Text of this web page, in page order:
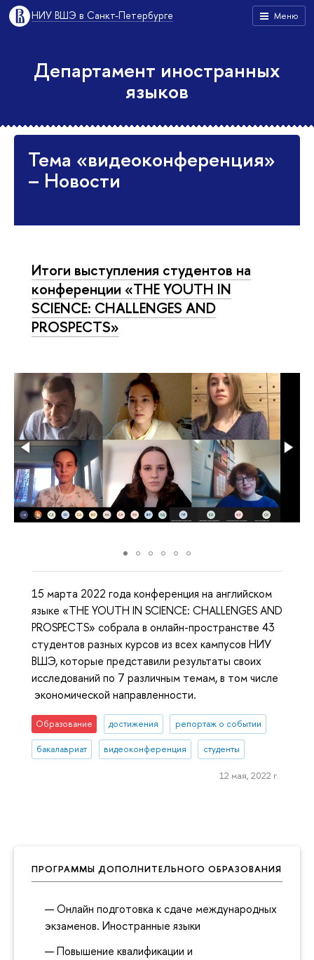
Меню
НИУ ВШЭ в Санкт-Петербурге
ПРОГРАММЫ ДОПОЛНИТЕЛЬНОГО ОБРАЗОВАНИЯ
Онлайн подготовка к сдаче международных
экзаменов. Иностранные языки
Повышение квалификации и
Департамент иностранных
языков
Тема «видеоконференция»
– Новости
Итоги выступления студентов на
конференции «THE YOUTH IN
SCIENCE: CHALLENGES AND
PROSPECTS»
15 марта 2022 года конференция на английском
языке «THE YOUTH IN SCIENCE: CHALLENGES AND
PROSPECTS» собрала в онлайн-пространстве 43
студентов разных курсов из всех кампусов НИУ
ВШЭ, которые представили результаты своих
исследований по 7 различным темам, в том числе
экономической направленности.
Образование достижения репортаж о событии
бакалавриат видеоконференция студенты
12 мая, 2022 г.